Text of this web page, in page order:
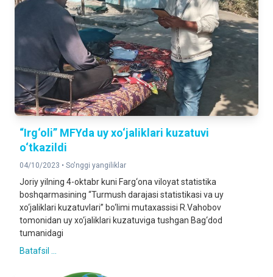
“Irg‘oli” MFYda uy xo‘jaliklari kuzatuvi
o‘tkazildi
04/10/2023 • So'nggi yangiliklar
Joriy yilning 4-oktabr kuni Farg‘ona viloyat statistika
boshqarmasining “Turmush darajasi statistikasi va uy
xo‘jaliklari kuzatuvlari” bo‘limi mutaxassisi R.Vahobov
tomonidan uy xo‘jaliklari kuzatuviga tushgan Bag‘dod
tumanidagi
Batafsil ...